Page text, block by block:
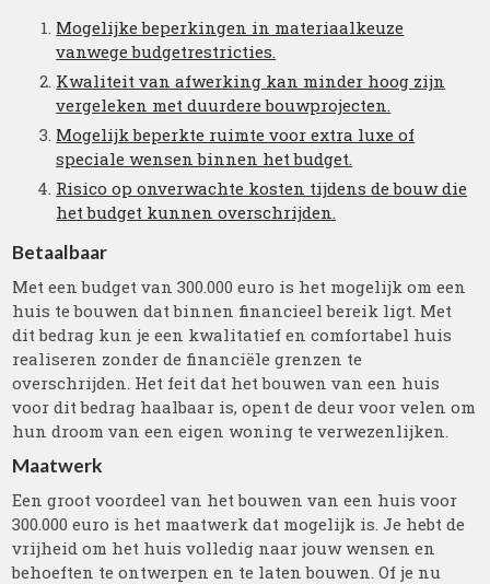
Mogelijke beperkingen in materiaalkeuze
vanwege budgetrestricties.
Kwaliteit van afwerking kan minder hoog zijn
vergeleken met duurdere bouwprojecten.
Mogelijk beperkte ruimte voor extra luxe of
speciale wensen binnen het budget.
Risico op onverwachte kosten tijdens de bouw die
het budget kunnen overschrijden.
Betaalbaar
Met een budget van 300.000 euro is het mogelijk om een
huis te bouwen dat binnen financieel bereik ligt. Met
dit bedrag kun je een kwalitatief en comfortabel huis
realiseren zonder de financiële grenzen te
overschrijden. Het feit dat het bouwen van een huis
voor dit bedrag haalbaar is, opent de deur voor velen om
hun droom van een eigen woning te verwezenlijken.
Maatwerk
Een groot voordeel van het bouwen van een huis voor
300.000 euro is het maatwerk dat mogelijk is. Je hebt de
vrijheid om het huis volledig naar jouw wensen en
behoeften te ontwerpen en te laten bouwen. Of je nu